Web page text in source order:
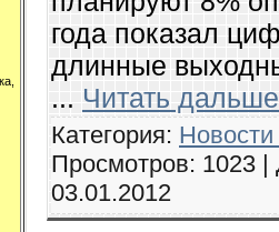
года показал
длинные
... Читать
Категория:
Просмотров: 1023
03.01.2012